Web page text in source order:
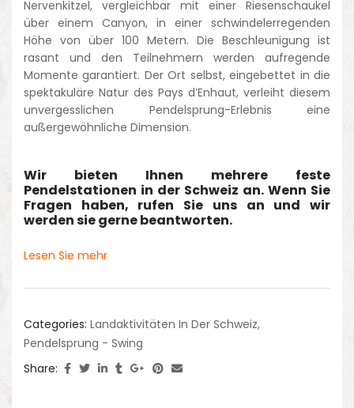
Nervenkitzel, vergleichbar mit einer Riesenschaukel
über einem Canyon, in einer schwindelerregenden
Höhe von über 100 Metern. Die Beschleunigung ist
rasant und den Teilnehmern werden aufregende
Momente garantiert. Der Ort selbst, eingebettet in die
spektakuläre Natur des Pays d’Enhaut, verleiht diesem
unvergesslichen Pendelsprung-Erlebnis eine
außergewöhnliche Dimension.
Wir bieten Ihnen mehrere feste
Pendelstationen in der Schweiz an. Wenn Sie
Fragen haben, rufen Sie uns an und wir
werden sie gerne beantworten.
Lesen Sie mehr
Categories: Landaktivitäten In Der Schweiz,
Pendelsprung - Swing
Share: